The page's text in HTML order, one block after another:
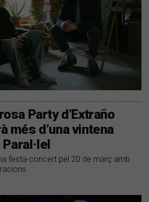
Party d’Extraño
més d’una vintena
festa-concert pel 20 de març amb